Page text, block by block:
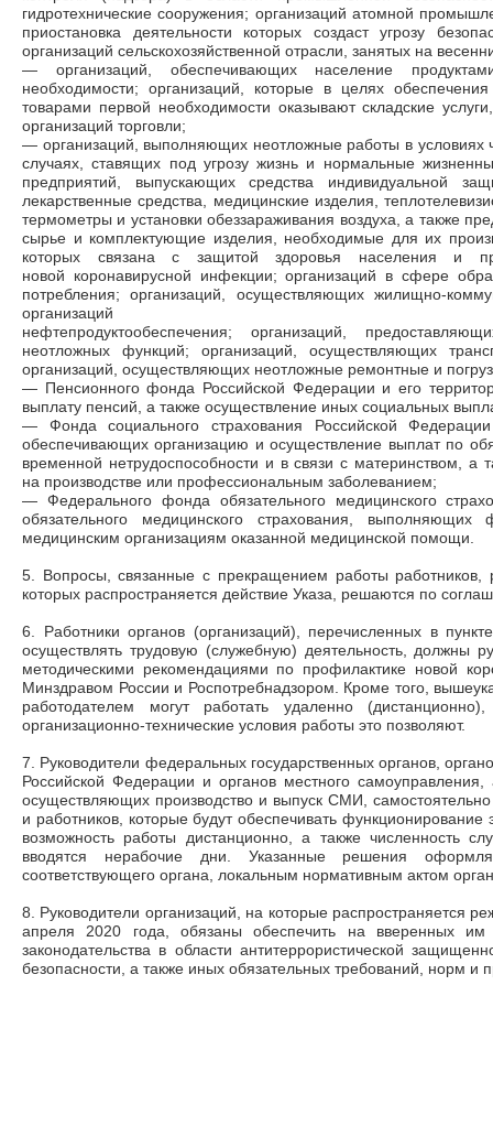
гидротехнические сооружения; организаций атомной
приостановка деятельности которых создаст угрозу
организаций сельскохозяйственной отрасли, занятых на
— организаций, обеспечивающих население
необходимости; организаций, которые в целях
товарами первой необходимости оказывают складские
организаций торговли;
— организаций, выполняющих неотложные работы в условиях
случаях, ставящих под угрозу жизнь и нормальные
предприятий, выпускающих средства индивидуальной
лекарственные средства, медицинские изделия,
термометры и установки обеззараживания воздуха, а также
сырье и комплектующие изделия, необходимые для их
которых связана с защитой здоровья населения и
новой коронавирусной инфекции; организаций в сфере
потребления; организаций, осуществляющих жилищно-
организаций
нефтепродуктообеспечения; организаций,
неотложных функций; организаций, осуществляющих
организаций, осуществляющих неотложные ремонтные и
— Пенсионного фонда Российской Федерации и его
выплату пенсий, а также осуществление иных социальных
— Фонда социального страхования Российской
обеспечивающих организацию и осуществление выплат по
временной нетрудоспособности и в связи с материнством, а
на производстве или профессиональным заболеванием;
— Федерального фонда обязательного медицинского
обязательного медицинского страхования,
медицинским организациям оказанной медицинской помощи.
5. Вопросы, связанные с прекращением работы
которых распространяется действие Указа, решаются по
6. Работники органов (организаций), перечисленных в
осуществлять трудовую (служебную) деятельность, должны
методическими рекомендациями по профилактике новой
Минздравом России и Роспотребнадзором. Кроме того,
работодателем могут работать удаленно
организационно-технические условия работы это позволяют.
7. Руководители федеральных государственных органов,
Российской Федерации и органов местного самоуправления,
осуществляющих производство и выпуск СМИ,
и работников, которые будут обеспечивать функционирование
возможность работы дистанционно, а также численность
вводятся нерабочие дни. Указанные решения
соответствующего органа, локальным нормативным актом
8. Руководители организаций, на которые распространяется
апреля 2020 года, обязаны обеспечить на вверенных им
законодательства в области антитеррористической
безопасности, а также иных обязательных требований, норм и